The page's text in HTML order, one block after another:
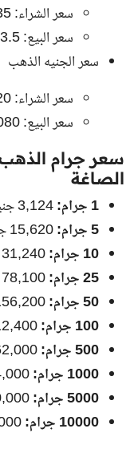
سعر الشراء: 1335
سعر البيع: 1343.5
سعر الجنيه الذهب
سعر الشراء: 24920
سعر البيع: 25080
الصاغة
1 جرام:
5 جرام:
10 جرام:
25 جرام:
50 جرام:
100 جرام:
500 جرام:
1000 جرام:
5000 جرام:
10000 جرام: